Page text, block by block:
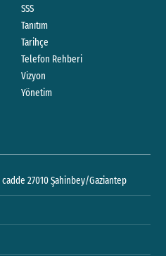
SSS
Tanıtım
Tarihçe
Telefon Rehberi
Vizyon
Yönetim
27010 Şahinbey/Gaziantep